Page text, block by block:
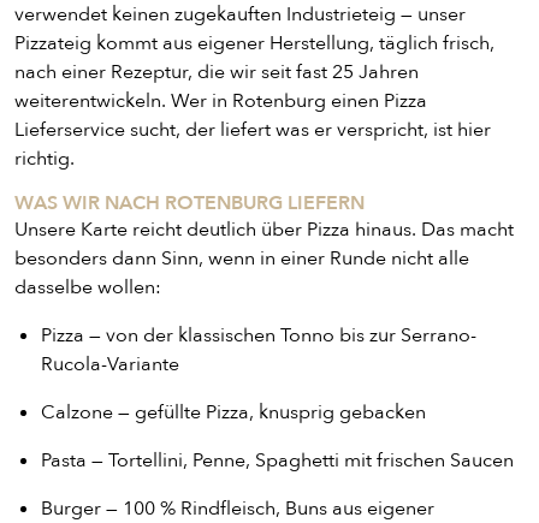
verwendet keinen zugekauften Industrieteig — unser
Pizzateig kommt aus eigener Herstellung, täglich frisch,
nach einer Rezeptur, die wir seit fast 25 Jahren
weiterentwickeln. Wer in Rotenburg einen Pizza
Lieferservice sucht, der liefert was er verspricht, ist hier
richtig.
WAS WIR NACH ROTENBURG LIEFERN
Unsere Karte reicht deutlich über Pizza hinaus. Das macht
besonders dann Sinn, wenn in einer Runde nicht alle
dasselbe wollen:
Pizza — von der klassischen Tonno bis zur Serrano-
Rucola-Variante
Calzone — gefüllte Pizza, knusprig gebacken
Pasta — Tortellini, Penne, Spaghetti mit frischen Saucen
Burger — 100 % Rindfleisch, Buns aus eigener